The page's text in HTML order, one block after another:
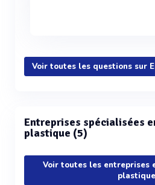
Voir toutes les questions sur
Entreprises spécialisées
plastique (5)
Voir toutes les entreprises
plastique